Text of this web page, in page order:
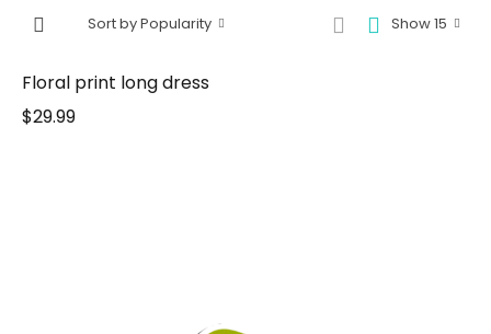
Show 15
Sort by Popularity
Floral print long dress
$29.99